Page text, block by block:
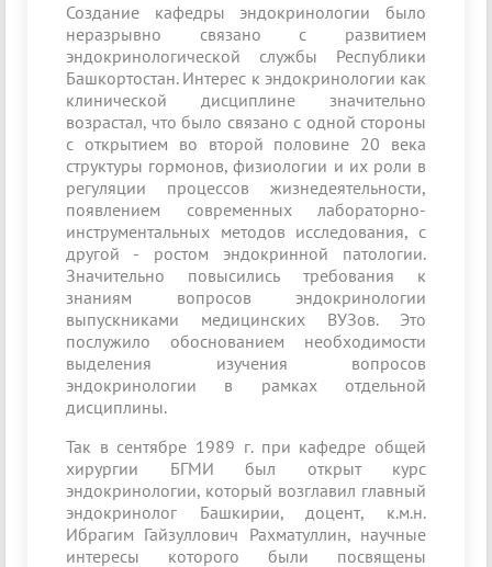
Создание кафедры эндокринологии было
неразрывно связано с развитием
эндокринологической службы Республики
Башкортостан. Интерес к эндокринологии как
клинической дисциплине значительно
возрастал, что было связано с одной стороны
с открытием во второй половине 20 века
структуры гормонов, физиологии и их роли в
регуляции процессов жизнедеятельности,
появлением современных лабораторно-
инструментальных методов исследования, с
другой - ростом эндокринной патологии.
Значительно повысились требования к
знаниям вопросов эндокринологии
выпускниками медицинских ВУЗов. Это
послужило обоснованием необходимости
выделения изучения вопросов
эндокринологии в рамках отдельной
дисциплины.
Так в сентябре 1989 г. при кафедре общей
хирургии БГМИ был открыт курс
эндокринологии, который возглавил главный
эндокринолог Башкирии, доцент, к.м.н.
Ибрагим Гайзуллович Рахматуллин, научные
интересы которого были посвящены